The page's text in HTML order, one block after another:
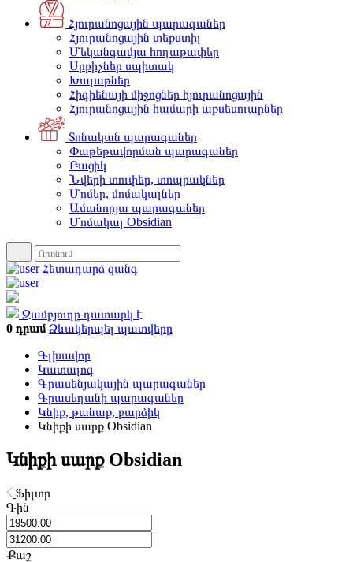
Հյուրանոցային պարագաներ
Հյուրանոցային տեքստիլ
Մեկանգամյա հողաթափեր
Սրբիչներ սպիտակ
Խալաթներ
Հիգիենայի միջոցներ հյուրանոցային
Հյուրանոցային համարի աքսեսուարներ
Տոնական պարագաներ
Փաթեթավորման պարագաներ
Բացիկ
Նվերի տուփեր, տոպրակներ
Մոմեր, մոմակալներ
Ամանորյա պարագաներ
Մոմակալ Obsidian
Հետադարձ զանգ
Զամբյուղը դատարկ է
0 դրամ Ձևակերպել պատվերը
Գլխավոր
Կատալոգ
Գրասենյակային պարագաներ
Գրասեղանի պարագաներ
Կնիք, թանաք, բարձիկ
Կնիքի սարք Obsidian
Կնիքի սարք Obsidian
Ֆիլտր
Գին
Քաշ